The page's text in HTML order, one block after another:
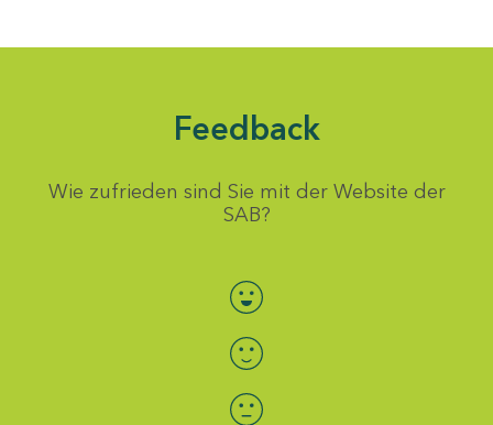
Feedback
Wie zufrieden sind Sie mit der Website der
SAB?
Bewertung auswählen